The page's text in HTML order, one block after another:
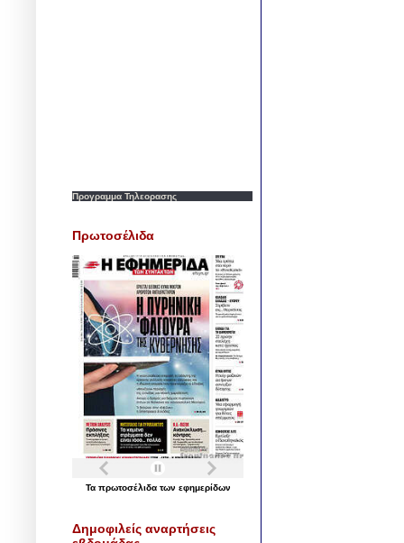
Προγραμμα Τηλεορασης
Πρωτοσέλιδα
Τα πρωτοσέλιδα των εφημερίδων
Δημοφιλείς αναρτήσεις